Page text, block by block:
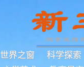
世界之窗 科学探索